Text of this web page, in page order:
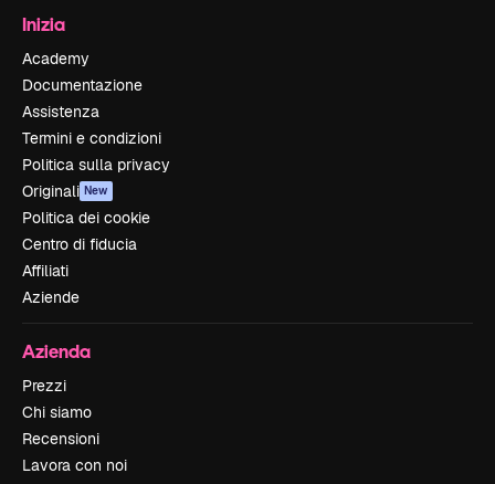
Inizia
Academy
Documentazione
Assistenza
Termini e condizioni
Politica sulla privacy
Originali New
Politica dei cookie
Centro di fiducia
Affiliati
Aziende
Azienda
Prezzi
Chi siamo
Recensioni
Lavora con noi